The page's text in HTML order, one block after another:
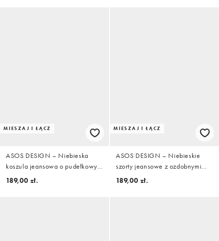
MIESZAJ I ŁĄCZ
ASOS DESIGN – Niebieska
koszula jeansowa o pudełkowym
kroju, część zestawu
189,00 zł.
MIESZAJ I ŁĄCZ
ASOS DESIGN – Niebieskie
szorty jeansowe z ozdobnymi
szwami z przodu, część zestawu
189,00 zł.